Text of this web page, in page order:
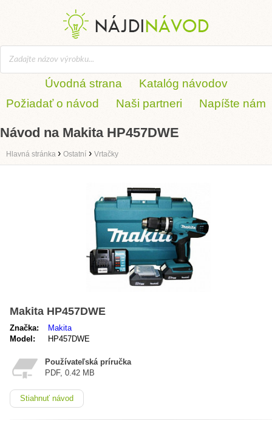
Úvodná strana
Katalóg návodov
Požiadať o návod
Naši partneri Napíšte nám
Návod na Makita HP457DWE
Hlavná stránka › Ostatní › Vrtačky
Makita HP457DWE
Značka:
Makita
Model:
HP457DWE
Používateľská príručka
PDF, 0.42 MB
Stiahnuť návod